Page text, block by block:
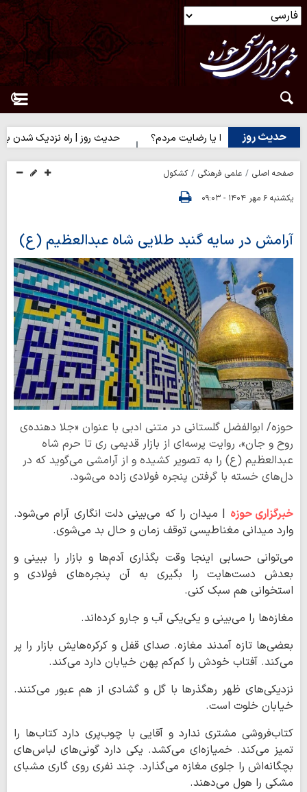
حدیث روز
| رضایت خدا یا رضایت مردم؟ حدیث روز | راه نزدیک شدن به
صفحه اصلی علمی فرهنگی
کشکول
یکشنبه ۶ مهر ۱۴۰۴ - ۰۹:۰۳
آرامش در سایه گنبد طلایی شاه عبدالعظیم (ع)
حوزه/ ابوالفضل گلستانی در متنی ادبی با عنوان «جلا دهنده‌ی
روح و جان»، روایت پرسه‌ای از بازار قدیمی ری تا حرم شاه
عبدالعظیم (ع) را به تصویر کشیده و از آرامشی می‌گوید که در
دل‌های خسته با گرفتن پنجره فولادی زاده می‌شود.
خبرگزاری حوزه | میدان را که می‌بینی دلت انگاری آرام می‌شود.
وارد میدانی مغناطیسی توقف زمان و حال بد می‌شوی.
می‌توانی حسابی اینجا وقت بگذاری آدم‌ها و بازار را ببینی و
بعدش دست‌هایت را بگیری به آن پنجره‌های فولادی و
استخوانی هم سبک کنی.
مغازه‌ها را می‌بینی و یکی‌یکی آب و جارو کرده‌اند.
بعضی‌ها تازه آمدند مغازه. صدای قفل و کرکره‌هایش بازار را پر
می‌کند. آفتاب خودش را کم‌کم پهن خیابان دارد می‌کند.
نزدیکی‌های ظهر رهگذرها با گل و گشادی از هم عبور می‌کنند.
خیابان خلوت است.
کتاب‌فروشی مشتری ندارد و آقایی با چوب‌پری دارد کتاب‌ها را
تمیز می‌کند. خمیازه‌ای می‌کشد. یکی دارد گونی‌های لباس‌های
بچگانه‌اش را جلوی مغازه می‌گذارد. چند نفری روی گاری مشبای
مشکی را هول می‌دهند.